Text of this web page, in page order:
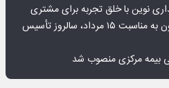
نوین با خلق تجربه برای مشتری
پیام مدیرعامل بانک توسعه تعاون به مناسبت ۱۵ مرداد، سالروز تأسیس
بیمه مرکزی منصوب شد